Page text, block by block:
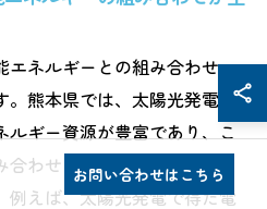
エネルギーとの組み合わせ
。熊本県では、太陽光発電や
ギー資源が豊富であり、こ
わせることで、エネルギー
例えば、太陽光発電で得た電
お問い合わせはこちら